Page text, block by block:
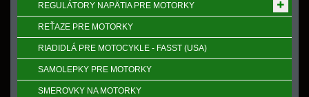
REGULÁTORY NAPӒTIA PRE MOTORKY
REŤAZE PRE MOTORKY
RIADIDLÁ PRE MOTOCYKLE - FASST (USA)
SAMOLEPKY PRE MOTORKY
SMEROVKY NA MOTORKY